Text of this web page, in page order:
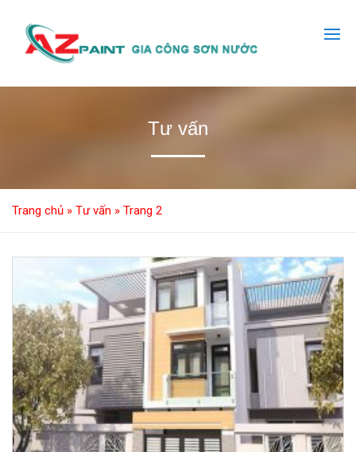
Tư vấn
Trang chủ » Tư vấn » Trang 2